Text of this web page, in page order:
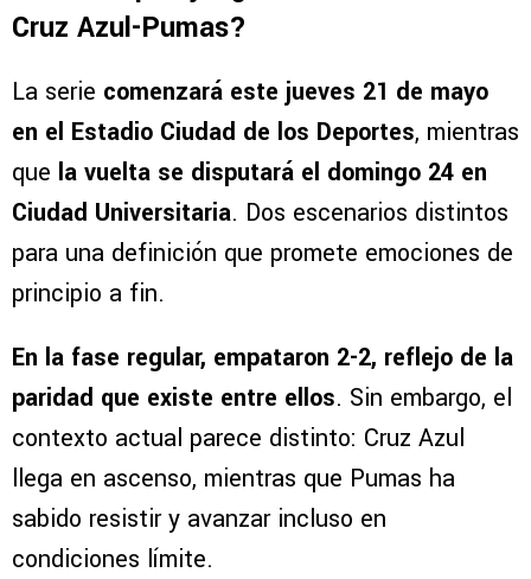
Cruz Azul-Pumas?
La serie comenzará este jueves 21 de mayo
en el Estadio Ciudad de los Deportes, mientras
que la vuelta se disputará el domingo 24 en
Ciudad Universitaria. Dos escenarios distintos
para una definición que promete emociones de
principio a fin.
En la fase regular, empataron 2-2, reflejo de la
paridad que existe entre ellos. Sin embargo, el
contexto actual parece distinto: Cruz Azul
llega en ascenso, mientras que Pumas ha
sabido resistir y avanzar incluso en
condiciones límite.